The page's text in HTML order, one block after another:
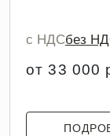
с НДСбез
от 33 000